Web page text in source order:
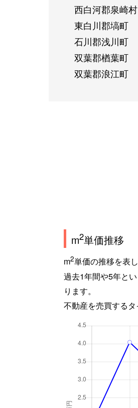
西白河郡泉崎村
東白川郡塙町
石川郡浅川町
双葉郡楢葉町
双葉郡浪江町
m2単価推移
m2単価の推移を表
過去1年間や5年と
ります。
不動産を売買するタ